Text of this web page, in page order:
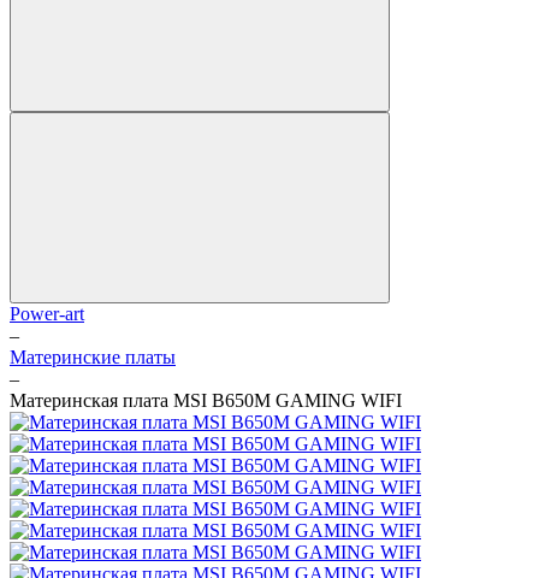
Power-art
–
Материнские платы
–
Материнская плата MSI B650M GAMING WIFI